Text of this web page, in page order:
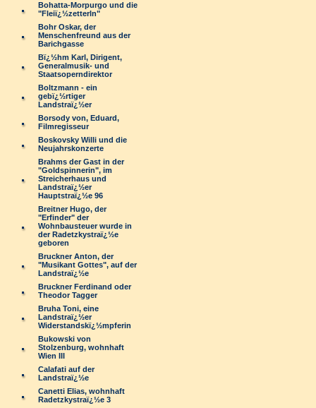
Bohatta-Morpurgo und die
"Fleiï¿½zetterln"
Bohr Oskar, der
Menschenfreund aus der
Barichgasse
Bï¿½hm Karl, Dirigent,
Generalmusik- und
Staatsoperndirektor
Boltzmann - ein
gebï¿½rtiger
Landstraï¿½er
Borsody von, Eduard,
Filmregisseur
Boskovsky Willi und die
Neujahrskonzerte
Brahms der Gast in der
"Goldspinnerin", im
Streicherhaus und
Landstraï¿½er
Hauptstraï¿½e 96
Breitner Hugo, der
"Erfinder" der
Wohnbausteuer wurde in
der Radetzkystraï¿½e
geboren
Bruckner Anton, der
"Musikant Gottes", auf der
Landstraï¿½e
Bruckner Ferdinand oder
Theodor Tagger
Bruha Toni, eine
Landstraï¿½er
Widerstandskï¿½mpferin
Bukowski von
Stolzenburg, wohnhaft
Wien III
Calafati auf der
Landstraï¿½e
Canetti Elias, wohnhaft
Radetzkystraï¿½e 3